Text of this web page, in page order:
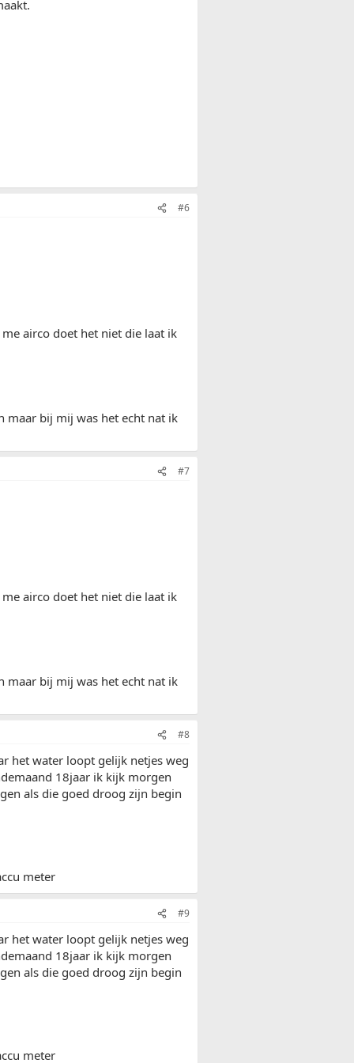
#6
airco doet het niet die laat ik
maar bij mij was het echt nat ik
#7
airco doet het niet die laat ik
maar bij mij was het echt nat ik
#8
het water loopt gelijk netjes weg
18jaar ik kijk morgen
als die goed droog zijn begin
meter
#9
het water loopt gelijk netjes weg
18jaar ik kijk morgen
als die goed droog zijn begin
meter